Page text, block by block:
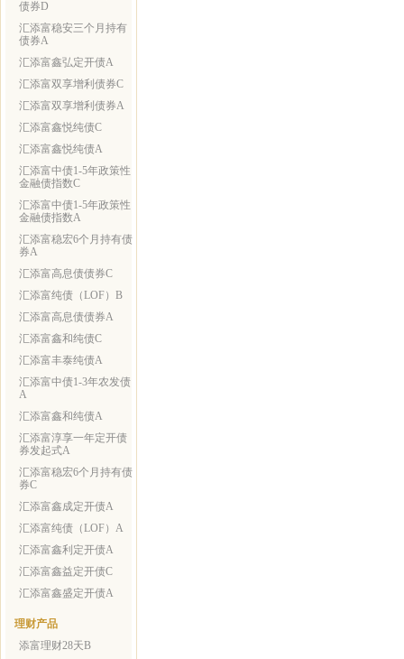
债券D
汇添富稳安三个月持有
债券A
汇添富鑫弘定开债A
汇添富双享增利债券C
汇添富双享增利债券A
汇添富鑫悦纯债C
汇添富鑫悦纯债A
汇添富中债1-5年政策性
金融债指数C
汇添富中债1-5年政策性
金融债指数A
汇添富稳宏6个月持有债
券A
汇添富高息债债券C
汇添富纯债（LOF）B
汇添富高息债债券A
汇添富鑫和纯债C
汇添富丰泰纯债A
汇添富中债1-3年农发债
A
汇添富鑫和纯债A
汇添富淳享一年定开债
券发起式A
汇添富稳宏6个月持有债
券C
汇添富鑫成定开债A
汇添富纯债（LOF）A
汇添富鑫利定开债A
汇添富鑫益定开债C
汇添富鑫盛定开债A
理财产品
添富理财28天B